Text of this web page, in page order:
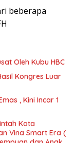
beberapa
Oleh Kubu HBC
Kongres Luar
, Kini Incar 1
Kota
Vina Smart Era (